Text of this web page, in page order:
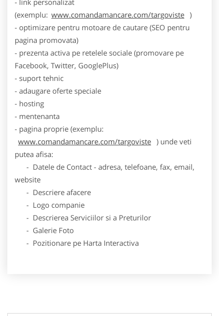
(exemplu: www.comandamancare.com/targoviste )
- optimizare pentru motoare de cautare (SEO pentru
pagina promovata)
- prezenta activa pe retelele sociale (promovare pe
Facebook, Twitter, GooglePlus)
- suport tehnic
- adaugare oferte speciale
- hosting
- mentenanta
- pagina proprie (exemplu:
www.comandamancare.com/targoviste ) unde veti
putea afisa:
- Datele de Contact - adresa, telefoane, fax, email,
website
- Descriere afacere
- Logo companie
- Descrierea Serviciilor si a Preturilor
- Galerie Foto
- Pozitionare pe Harta Interactiva